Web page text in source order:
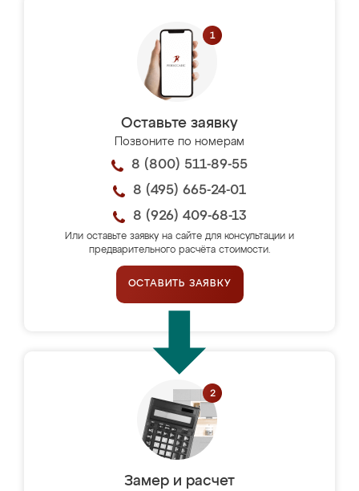
Оставьте заявку
Позвоните по номерам
8 (800) 511-89-55
8 (495) 665-24-01
8 (926) 409-68-13
Или оставьте заявку на сайте для консультации и
предварительного расчёта стоимости.
ОСТАВИТЬ ЗАЯВКУ
Замер и расчет